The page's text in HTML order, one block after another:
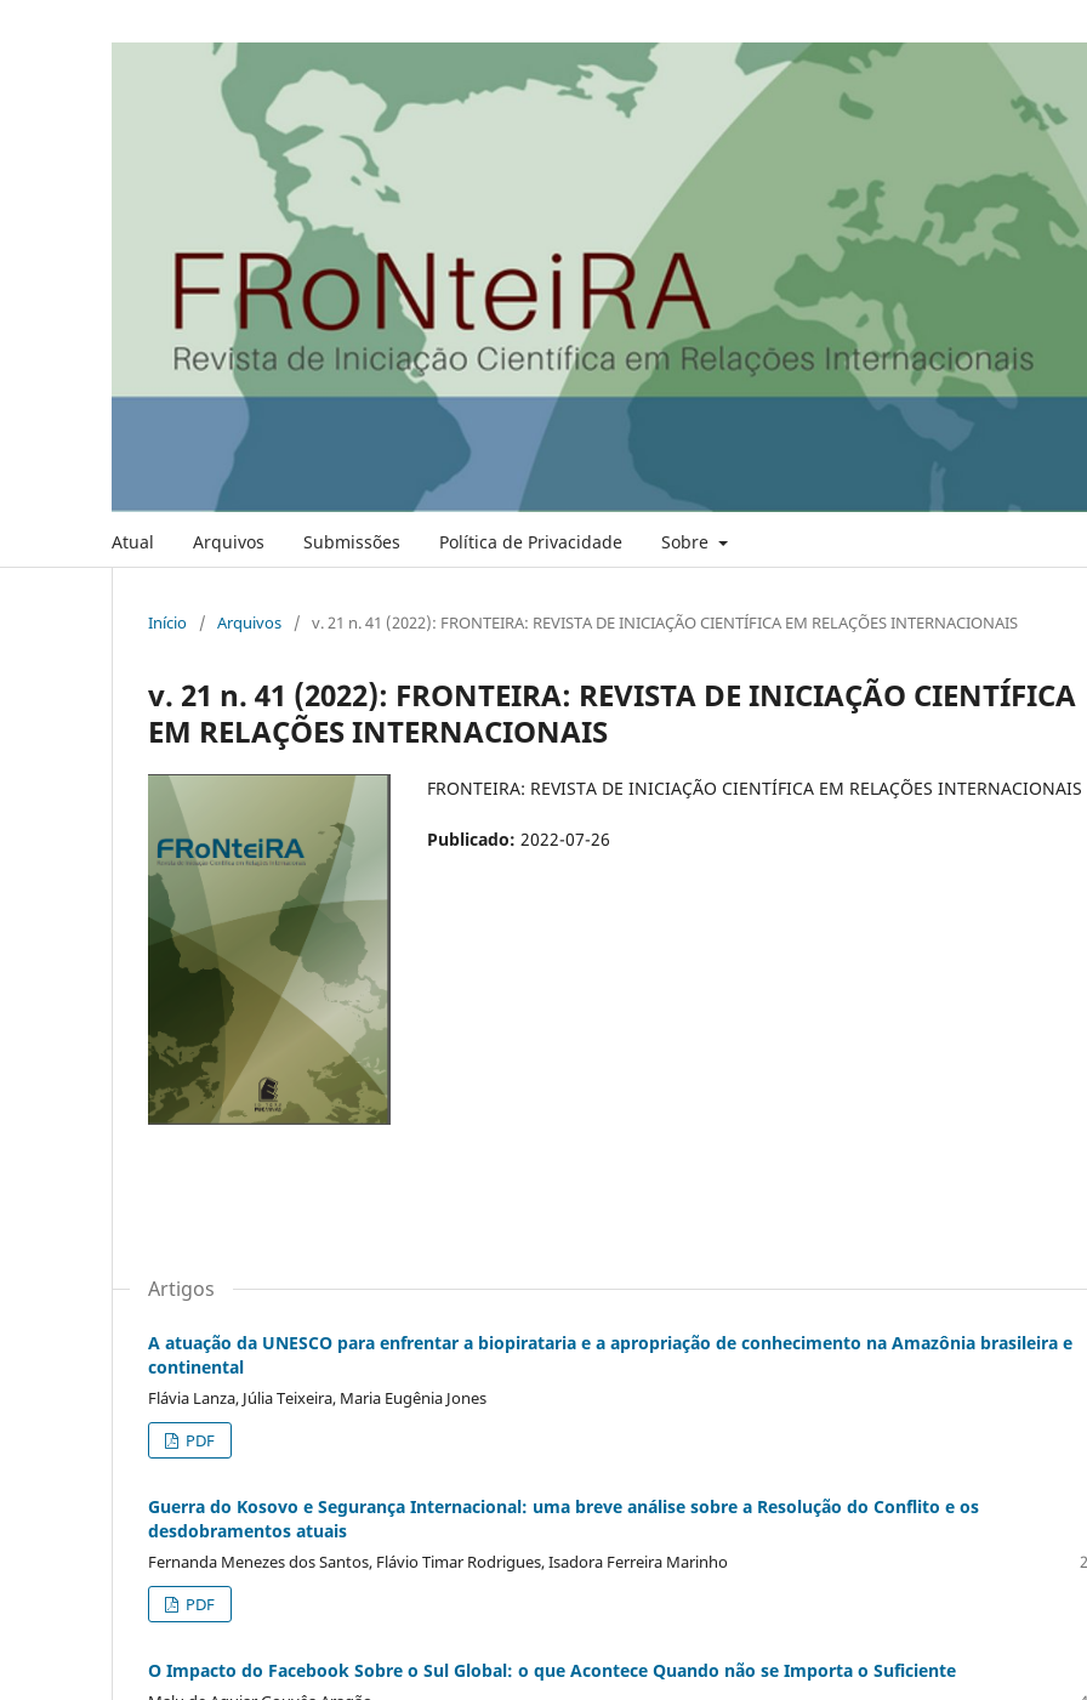
Atual Arquivos Submissões Política de Privacidade Sobre
Início / Arquivos / v. 21 n. 41 (2022): FRONTEIRA: REVISTA DE INICIAÇÃO CIENTÍFICA EM RELAÇÕES INTERNACIONAIS
v. 21 n. 41 (2022): FRONTEIRA: REVISTA DE INICIAÇÃO CIENTÍFICA
EM RELAÇÕES INTERNACIONAIS
FRONTEIRA: REVISTA DE INICIAÇÃO CIENTÍFICA EM RELAÇÕES INTERNACIONAIS
Publicado: 2022-07-26
Artigos
A atuação da UNESCO para enfrentar a biopirataria e a apropriação de conhecimento na Amazônia brasileira e
continental
Flávia Lanza, Júlia Teixeira, Maria Eugênia Jones
PDF
Guerra do Kosovo e Segurança Internacional: uma breve análise sobre a Resolução do Conflito e os
desdobramentos atuais
Fernanda Menezes dos Santos, Flávio Timar Rodrigues, Isadora Ferreira Marinho
PDF
O Impacto do Facebook Sobre o Sul Global: o que Acontece Quando não se Importa o Suficiente